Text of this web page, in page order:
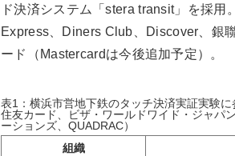
ド決済システム「stera transit」を採
Express、Diners Club、Discover、銀
ード
（Mastercardは今後追加予定）。
表1：横浜市営地下鉄のタッチ決済実証実験
住友カード、ビザ・ワールドワイド・ジャパ
ーションズ、QUADRAC）
組織